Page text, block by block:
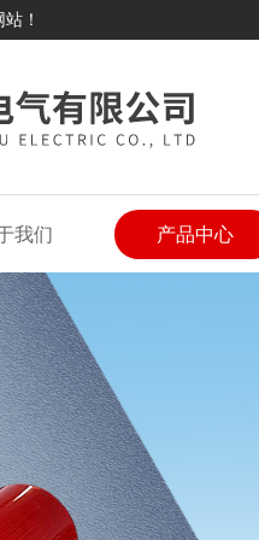
！
我们 产品中心